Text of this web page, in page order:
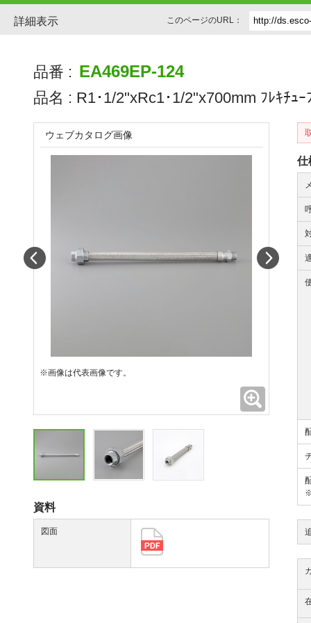
詳細表示 このページのURL：
品番 : EA469EP-124
品名 : R1･1/2"xRc1･1/2"x700mm ﾌﾚｷﾁｭ
仕
ウェブカタログ画像
※画像は代表画像です。
資料
図面